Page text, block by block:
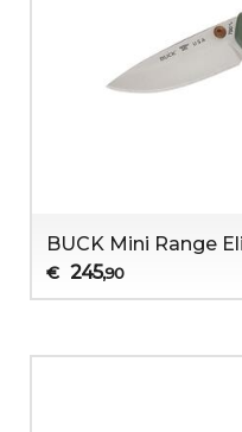
BUCK Mini Range
€ 245,90